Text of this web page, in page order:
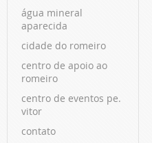
água mineral
aparecida
cidade do romeiro
centro de apoio ao
romeiro
centro de eventos pe.
vitor
contato